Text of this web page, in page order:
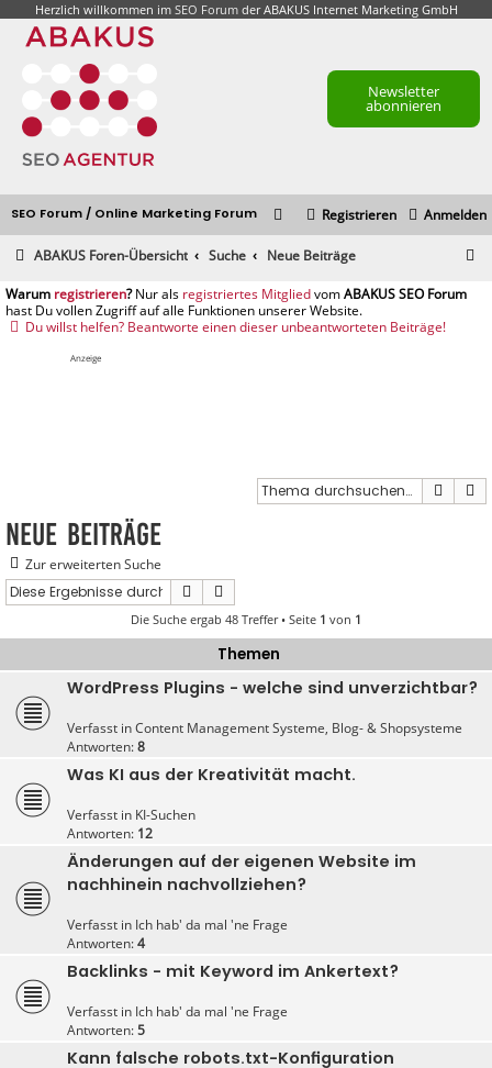
Herzlich willkommen im SEO Forumder ABAKUS Internet Marketing GmbH
Newsletter
abonnieren
SEO Forum / Online Marketing Forum Anmelden
Registrieren
ABAKUS Foren-Übersicht Suche Neue Beiträge
registrieren
registriertes Mitglied
Du willst helfen? Beantworte einen dieser unbeantworteten Beiträge!
Anzeige
Suche
Neue Beiträge
Zur erweiterten Suche
Suche
Die Suche ergab 48 Treffer • Seite 1 von 1
Themen
WordPress Plugins - welche sind unverzichtbar?
Verfasst inContent Management Systeme, Blog- & Shopsysteme
Antworten:8
Was KI aus der Kreativität macht.
Verfasst in KI-Suchen
Antworten: 12
Änderungen auf der eigenen Website im
nachhinein nachvollziehen?
Verfasst in Ich hab' da mal 'ne Frage
Antworten:4
Backlinks - mit Keyword im Ankertext?
Verfasst in Ich hab' da mal 'ne Frage
Antworten:5
Kann falsche robots.txt-Konfiguration